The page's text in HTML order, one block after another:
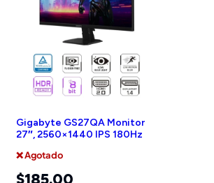
Gigabyte GS27QA Monitor
27″, 2560×1440 IPS 180Hz
❌ Agotado